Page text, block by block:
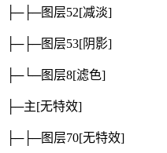
├─├─图层52[减淡]
├─├─图层53[阴影]
├─└─图层8[滤色]
├─主[无特效]
├─├─图层70[无特效]